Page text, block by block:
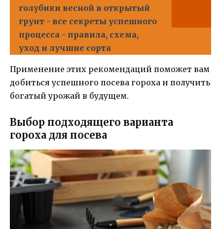
голубики весной в открытый
грунт - все секреты успешного
процесса - правила, схема,
уход и лучшие сорта
Применение этих рекомендаций поможет вам
добиться успешного посева гороха и получить
богатый урожай в будущем.
Выбор подходящего варианта
гороха для посева